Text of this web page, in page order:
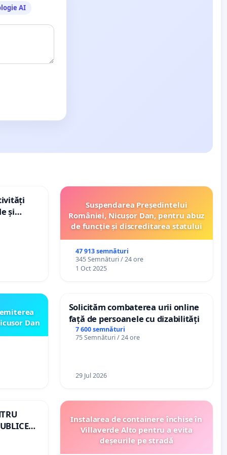
AI
și
Suspendarea Președintelui
României, Nicușor Dan, pentru abuz
de funcție și discreditarea statului
47 913 semnături
345 Semnături / 24 ore
1 Oct 2025
Dan
Solicităm combaterea urii online
față de persoanele cu dizabilități
7 600 semnături
75 Semnături / 24 ore
29 Jul 2026
Instalarea de containere închise în
Villaverde Alto pentru a evita
deșeurile pe stradă